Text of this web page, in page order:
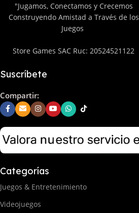
"Jugamos, Conectamos y Crecemos
Construyendo Amistad a Través de los
Juegos
Store Games SAC Ruc: 20524521122
Suscríbete
Compartir:
Categorías
Juegos & Entretenimiento
Videojuegos